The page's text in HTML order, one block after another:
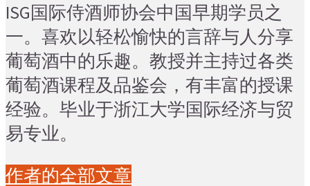
ISG国际侍酒师协会中国早期学员之
一。喜欢以轻松愉快的言辞与人分享
葡萄酒中的乐趣。教授并主持过各类
葡萄酒课程及品鉴会，有丰富的授课
经验。毕业于浙江大学国际经济与贸
易专业。
作者的全部文章